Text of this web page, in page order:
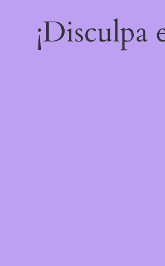
¡Disculpa